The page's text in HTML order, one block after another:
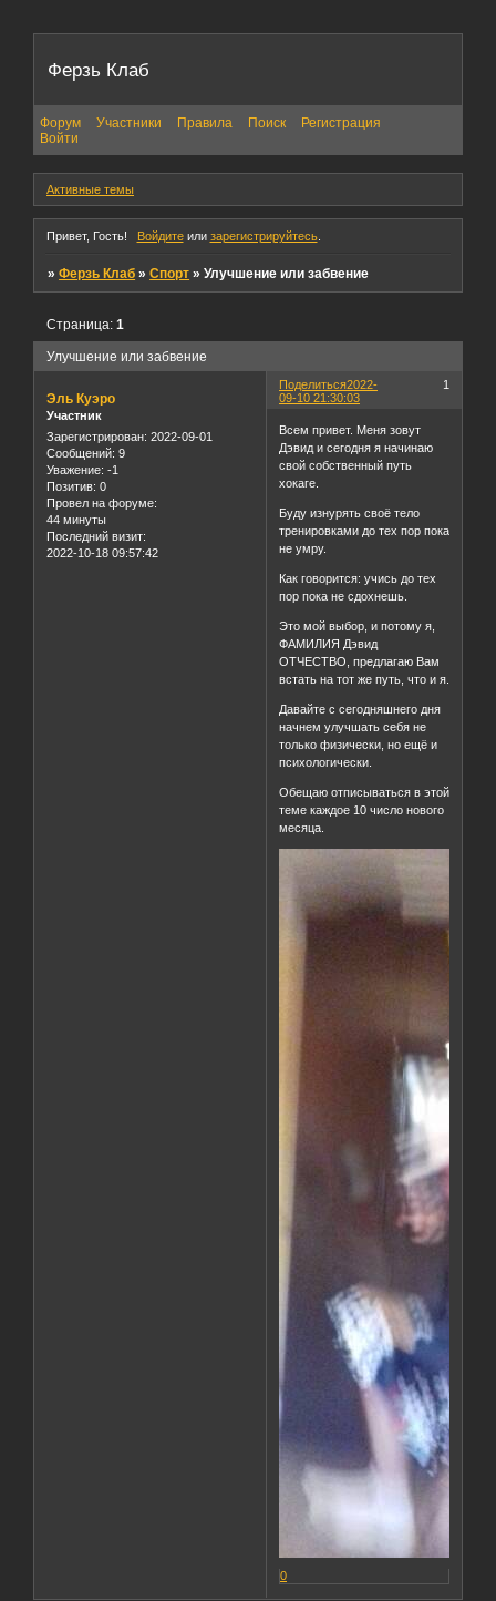
Ферзь Клаб
Форум Участники Правила Поиск
Регистрация
Войти
Активные темы
Привет, Гость! Войдитеили зарегистрируйтесь.
»Ферзь Клаб »Спорт »Улучшение или забвение
Улучшение или забвение
Страница:1
Поделиться 1
2022-
09-10 21:30:03
Эль Куэро
Участник
Зарегистрирован: 2022-09-01
Сообщений: 9
Уважение: -1
Позитив: 0
Провел на форуме:
44 минуты
Последний визит:
2022-10-18 09:57:42
Всем привет. Меня зовут
Дэвид и сегодня я начинаю
свой собственный путь
хокаге.
Буду изнурять своё тело
тренировками до тех пор пока
не умру.
Как говорится: учись до тех
пор пока не сдохнешь.
Это мой выбор, и потому я,
ФАМИЛИЯ Дэвид
ОТЧЕСТВО, предлагаю Вам
встать на тот же путь, что и я.
Давайте с сегодняшнего дня
начнем улучшать себя не
только физически, но ещё и
психологически.
Обещаю отписываться в этой
теме каждое 10 число нового
месяца.
0